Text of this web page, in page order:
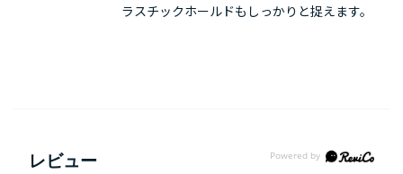
ラスチックホールドもしっかりと捉えます。
レビュー